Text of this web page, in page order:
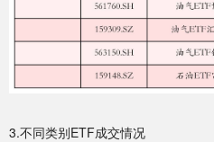
3.不同类别ETF成交情况